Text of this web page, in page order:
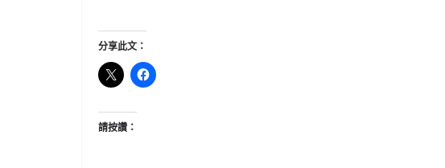
分享此文：
請按讚：